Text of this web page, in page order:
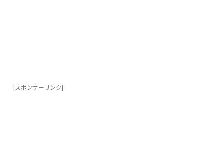
[スポンサーリンク]